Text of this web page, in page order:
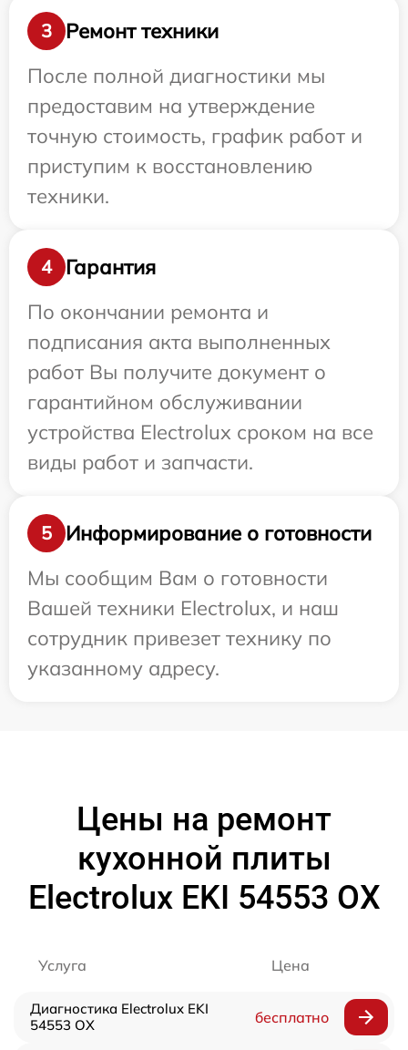
3
Ремонт техники
После полной диагностики мы
предоставим на утверждение
точную стоимость, график работ и
приступим к восстановлению
техники.
4
Гарантия
По окончании ремонта и
подписания акта выполненных
работ Вы получите документ о
гарантийном обслуживании
устройства Electrolux сроком на все
виды работ и запчасти.
5
Информирование о готовности
Мы сообщим Вам о готовности
Вашей техники Electrolux, и наш
сотрудник привезет технику по
указанному адресу.
Цены на ремонт
кухонной плиты
Electrolux EKI 54553 OX
Услуга Цена
Диагностика Electrolux EKI
54553 OX
бесплатно